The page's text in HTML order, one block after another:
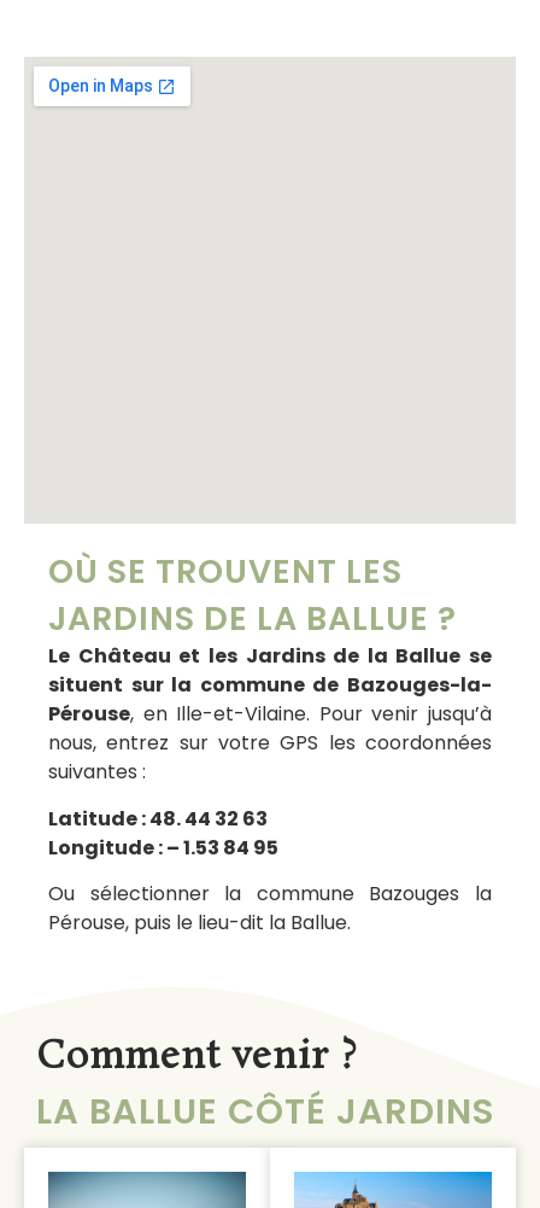
OÙ SE TROUVENT LES
JARDINS DE LA BALLUE ?
Le Château et les Jardins de la Ballue se
situent sur la commune de Bazouges-la-
Pérouse, en Ille-et-Vilaine. Pour venir jusqu’à
nous, entrez sur votre GPS les coordonnées
suivantes :
Latitude : 48. 44 32 63
Longitude : – 1.53 84 95
Ou sélectionner la commune Bazouges la
Pérouse, puis le lieu-dit la Ballue.
Comment venir ?
LA BALLUE CÔTÉ JARDINS